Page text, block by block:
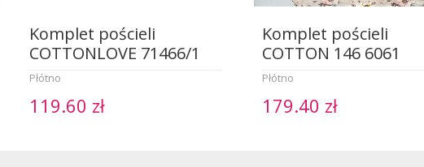
Komplet pościeli
COTTONLOVE 71466/1
Płótno
119.60 zł
Komplet pościeli
COTTON 146 6061
Płótno
179.40 zł